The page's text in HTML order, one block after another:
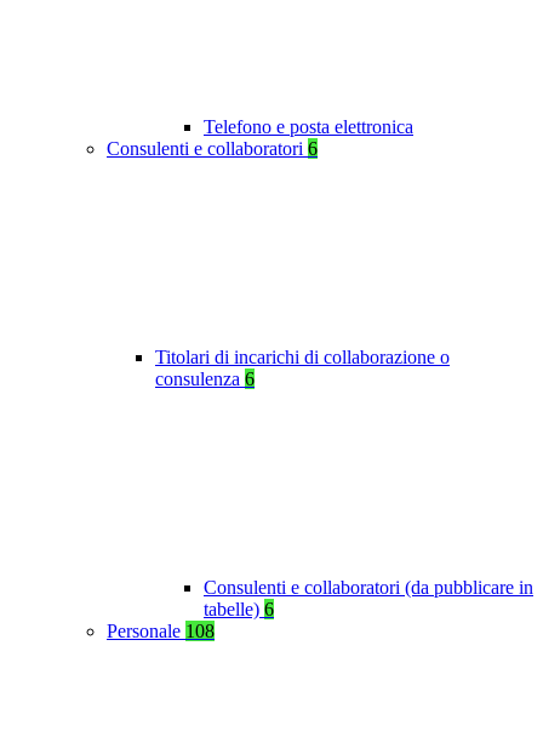
Telefono e posta elettronica
Consulenti e collaboratori 6
Titolari di incarichi di collaborazione o
consulenza 6
Consulenti e collaboratori (da pubblicare in
tabelle) 6
Personale 108